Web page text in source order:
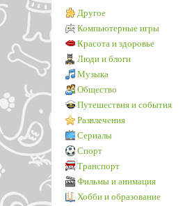
Другое
Компьютерные игры
Красота и здоровье
Люди и блоги
Музыка
Общество
Путешествия и события
Развлечения
Сериалы
Спорт
Транспорт
Фильмы и анимация
Хобби и образование